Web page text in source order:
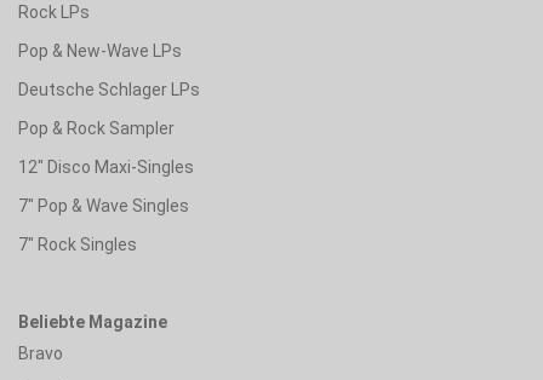
Rock LPs
Pop & New-Wave LPs
Deutsche Schlager LPs
Pop & Rock Sampler
12" Disco Maxi-Singles
7" Pop & Wave Singles
7" Rock Singles
Beliebte Magazine
Bravo